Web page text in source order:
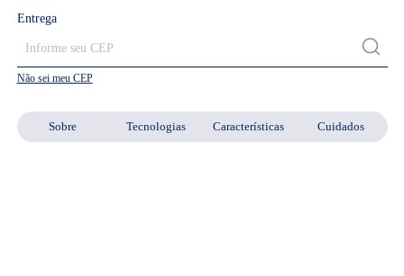
Sobre Tecnologias Características Cuidados
Entrega
Não sei meu CEP